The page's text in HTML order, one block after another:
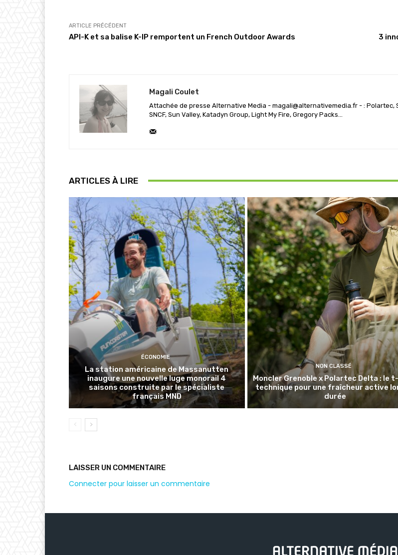
ARTICLE PRÉCÉDENT
API-K et sa balise K-IP remportent un French Outdoor Awards
3
Magali Coulet
Attachée de presse Alternative Media - magali@alternativemedia.fr - : Polartec,
SNCF, Sun Valley, Katadyn Group, Light My Fire, Gregory Packs...
ARTICLES À LIRE
ÉCONOMIE
La station américaine de Massanutten
inaugure une nouvelle luge monorail 4
saisons construite par le spécialiste
français MND
NON CLASSÉ
Moncler Grenoble x Polartec Delta : le
technique pour une fraîcheur active
durée
LAISSER UN COMMENTAIRE
Connecter pour laisser un commentaire